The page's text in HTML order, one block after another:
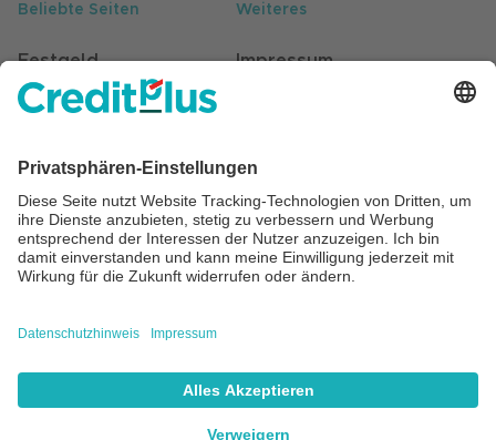
Beliebte Seiten
Festgeld
Kunden werben Kunden
Self-Service für Kunden
Beratung
Weiteres
Impressum
Barrierefreiheit
Cookie Einstellungen
Creditplus Bank AG, Stuttgart